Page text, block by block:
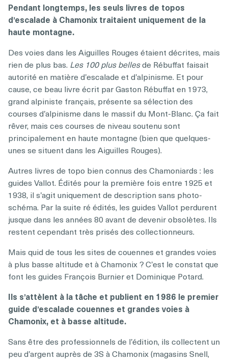
Pendant longtemps, les seuls livres de topos
d’escalade à Chamonix traitaient uniquement de la
haute montagne.
Des voies dans les Aiguilles Rouges étaient décrites, mais
rien de plus bas. Les 100 plus bellesde Rébuffat faisait
autorité en matière d’escalade et d’alpinisme. Et pour
cause, ce beau livre écrit par Gaston Rébuffat en 1973,
grand alpiniste français, présente sa sélection des
courses d’alpinisme dans le massif du Mont-Blanc. Ça fait
rêver, mais ces courses de niveau soutenu sont
principalement en haute montagne (bien que quelques-
unes se situent dans les Aiguilles Rouges).
Autres livres de topo bien connus des Chamoniards : les
guides Vallot. Édités pour la première fois entre 1925 et
1938, il s’agit uniquement de description sans photo-
schéma. Par la suite ré édités, les guides Vallot perdurent
jusque dans les années 80 avant de devenir obsolètes. Ils
restent cependant très prisés des collectionneurs.
Mais quid de tous les sites de couennes et grandes voies
à plus basse altitude et à Chamonix ? C’est le constat que
font les guides François Burnier et Dominique Potard.
Ils s’attèlent à la tâche et publient en 1986 le premier
guide d’escalade couennes et grandes voies à
Chamonix, et à basse altitude.
Sans être des professionnels de l’édition, ils collectent un
peu d’argent auprès de 3S à Chamonix (magasins Snell,